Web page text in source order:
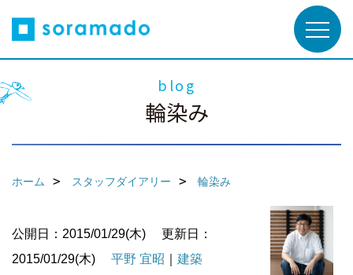
blog
輪染み
ホーム スタッフダイアリー 輪染み
公開日：2015/01/29(木)
更新日：
2015/01/29(木)
平野 宜昭 建築